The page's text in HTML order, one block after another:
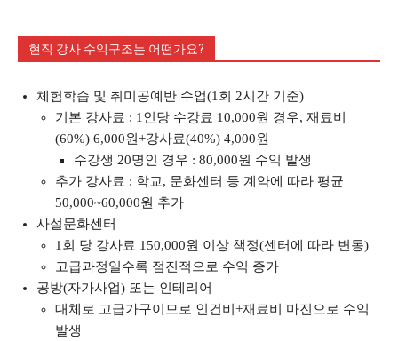
현직 강사 수익구조는 어떤가요?
체험학습 및 취미공예반 수업(1회 2시간 기준)
기본 강사료 : 1인당 수강료 10,000원 경우, 재료비
(60%) 6,000원+강사료(40%) 4,000원
수강생 20명인 경우 : 80,000원 수익 발생
추가 강사료 : 학교, 문화센터 등 계약에 따라 평균
50,000~60,000원 추가
사설문화센터
1회 당 강사료 150,000원 이상 책정(센터에 따라 변동)
고급과정일수록 점진적으로 수익 증가
공방(자가사업) 또는 인테리어
대체로 고급가구이므로 인건비+재료비 마진으로 수익
발생